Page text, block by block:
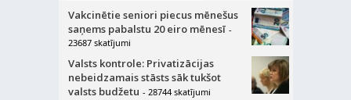
Vakcinētie seniori piecus mēnešus
saņems pabalstu 20 eiro mēnesī -
23687 skatījumi
Valsts kontrole: Privatizācijas
nebeidzamais stāsts sāk tukšot
valsts budžetu - 28744 skatījumi